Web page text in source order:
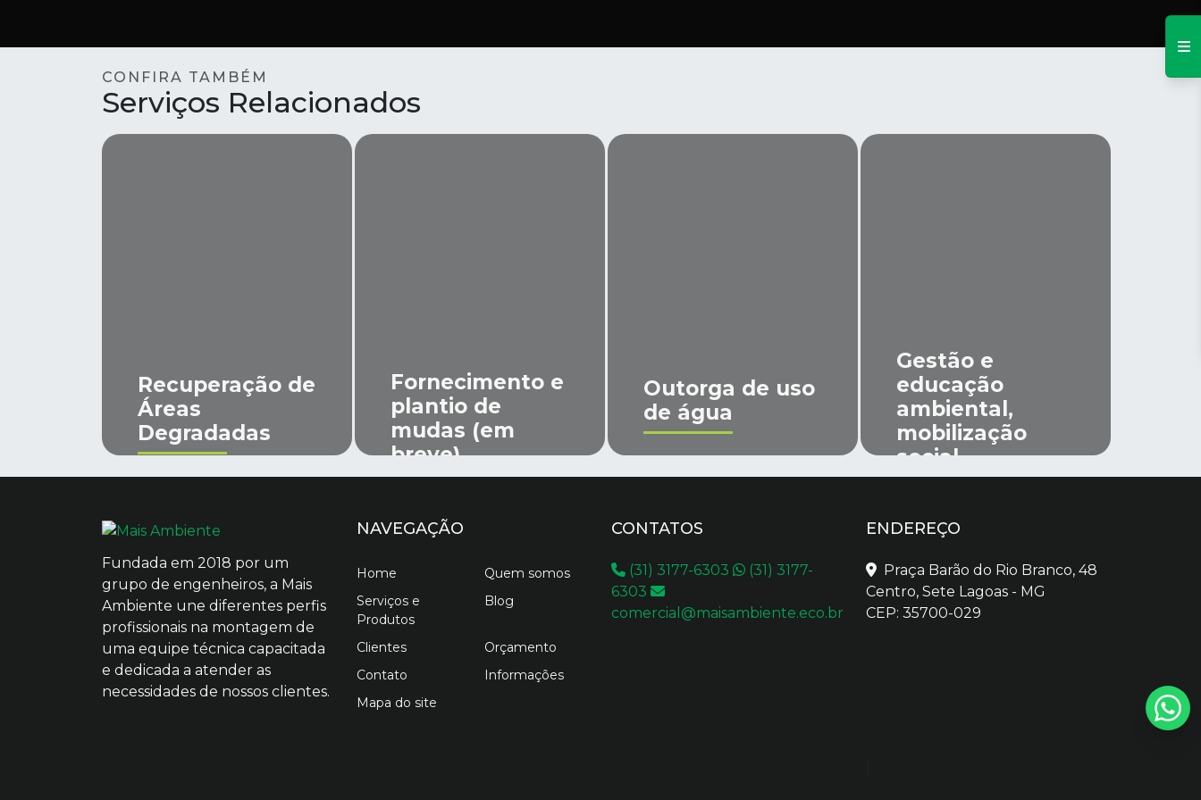
CONFIRA TAMBÉM
Serviços Relacionados
Recuperação de
Áreas
Degradadas
Fornecimento e
plantio de
mudas (em
breve)
Outorga de uso
de água
Gestão e
educação
ambiental,
mobilização
social
Fundada em 2018 por um
grupo de engenheiros, a Mais
Ambiente une diferentes perfis
profissionais na montagem de
uma equipe técnica capacitada
e dedicada a atender as
necessidades de nossos clientes.
NAVEGAÇÃO
Home
Quem somos
Serviços e
Produtos
Blog
Clientes
Orçamento
Contato
Informações
Mapa do site
CONTATOS
(31) 3177-6303
(31) 3177-
6303
comercial@maisambiente.eco.br
ENDEREÇO
Praça Barão do Rio Branco, 48
Centro, Sete Lagoas - MG
CEP: 35700-029